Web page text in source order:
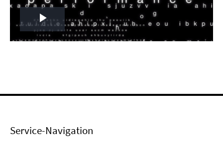
Play
Service-Navigation